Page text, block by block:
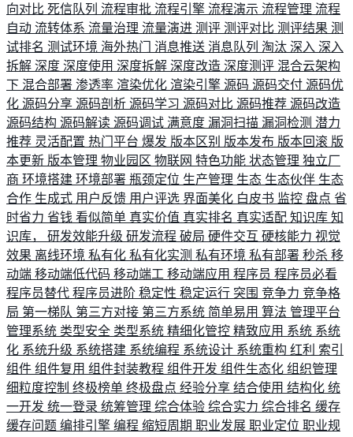
向对比 死信队列 流程审批 流程引擎 流程演示 流程管理 流程
自动 流转体系 流量治理 流量演进 测评 测评对比 测评结果 测
试排名 测试环境 海外热门 消息推送 消息队列 淘汰 深入 深入
拆解 深度 深度使用 深度拆解 深度改造 深度测评 混合云架构
下 混合部署 渗透率 渲染优化 渲染引擎 源码 源码交付 源码优
化 源码分享 源码剖析 源码学习 源码对比 源码推荐 源码改造
源码结构 源码解读 源码调试 满意度 漏洞扫描 漏洞检测 潜力
推荐 灵活配置 热门平台 爆发 版本区别 版本发布 版本回滚 版
本更新 版本管理 物业园区 物联网 特色功能 状态管理 独立厂
商 环境搭建 环境部署 瓶颈定位 生产管理 生态 生态伙伴 生态
合作 生成式 用户反馈 用户评选 界面美化 白皮书 监控 盘点 省
时省力 省钱 看似简单 真实价值 真实排名 真实适配 知识库 知
识库， 研发效能升级 研发流程 破局 硬件交互 硬核能力 视觉
效果 离线环境 私有化 私有化实测 私有环境 私有部署 秒杀 移
动端 移动端低代码 移动端工 移动端应用 程序员 程序员必看
程序员替代 程序员进阶 稳定性 稳定运行 突围 竞争力 竞争格
局 第一梯队 第三方对接 第三方系统 简单易用 算法 管理平台
管理系统 类型安全 类型系统 精细化管控 精致应用 系统 系统
化 系统升级 系统搭建 系统编程 系统设计 系统重构 红利 索引
组件 组件复用 组件封装教程 组件开发 组件生态化 组织管理
细粒度控制 终极榜单 终极盘点 经验分享 结合使用 结构化 统
一开发 统一登录 统筹管理 综合体验 综合实力 综合排名 缓存
缓存问题 编排引擎 编程 缩短周期 职业发展 职业定位 职业规